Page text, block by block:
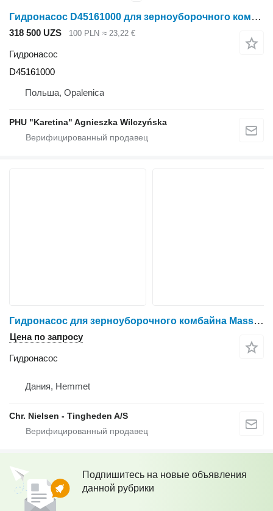
Гидронасос D45161000 для зерноуборочного комбайна Massey Ferguson Massey Fergusson MF 30
318 500 UZS 100 PLN ≈ 23,22 €
Гидронасос
D45161000
Польша, Opalenica
PHU "Karetina" Agnieszka Wilczyńska
Гидронасос для зерноуборочного комбайна Massey Ferguson 7256
Цена по запросу
Гидронасос
Дания, Hemmet
Chr. Nielsen - Tingheden A/S
Подпишитесь на новые объявления
данной рубрики